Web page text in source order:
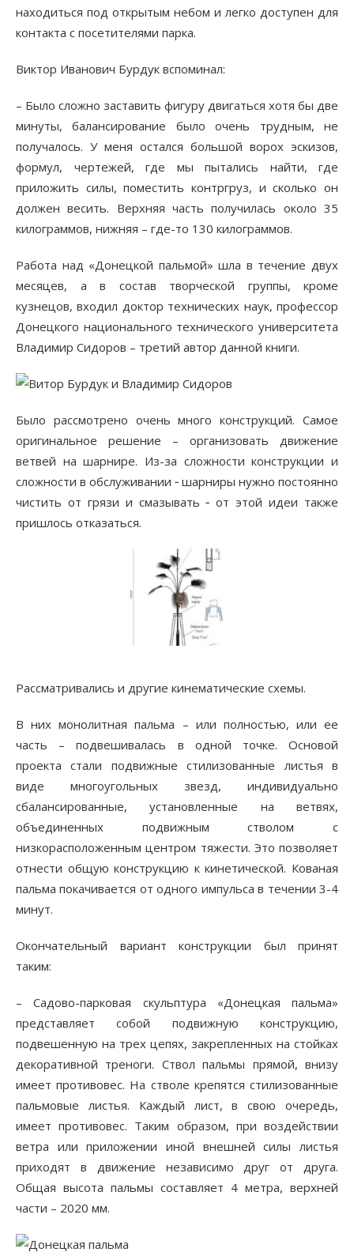
находиться под открытым небом и легко доступен для
контакта с посетителями парка.
Виктор Иванович Бурдук вспоминал:
– Было сложно заставить фигуру двигаться хотя бы две
минуты, балансирование было очень трудным, не
получалось. У меня остался большой ворох эскизов,
формул, чертежей, где мы пытались найти, где
приложить силы, поместить контргруз, и сколько он
должен весить. Верхняя часть получилась около 35
килограммов, нижняя – где-то 130 килограммов.
Работа над «Донецкой пальмой» шла в течение двух
месяцев, а в состав творческой группы, кроме
кузнецов, входил доктор технических наук, профессор
Донецкого национального технического университета
Владимир Сидоров – третий автор данной книги.
Было рассмотрено очень много конструкций. Самое
оригинальное решение – организовать движение
ветвей на шарнире. Из-за сложности конструкции и
сложности в обслуживании ‑ шарниры нужно постоянно
чистить от грязи и смазывать ‑ от этой идеи также
пришлось отказаться.
Рассматривались и другие кинематические схемы.
В них монолитная пальма – или полностью, или ее
часть – подвешивалась в одной точке. Основой
проекта стали подвижные стилизованные листья в
виде многоугольных звезд, индивидуально
сбалансированные, установленные на ветвях,
объединенных подвижным стволом с
низкорасположенным центром тяжести. Это позволяет
отнести общую конструкцию к кинетической. Кованая
пальма покачивается от одного импульса в течении 3-4
минут.
Окончательный вариант конструкции был принят
таким:
– Садово-парковая скульптура «Донецкая пальма»
представляет собой подвижную конструкцию,
подвешенную на трех цепях, закрепленных на стойках
декоративной треноги. Ствол пальмы прямой, внизу
имеет противовес. На стволе крепятся стилизованные
пальмовые листья. Каждый лист, в свою очередь,
имеет противовес. Таким образом, при воздействии
ветра или приложении иной внешней силы листья
приходят в движение независимо друг от друга.
Общая высота пальмы составляет 4 метра, верхней
части – 2020 мм.